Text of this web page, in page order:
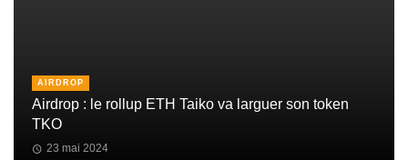
AIRDROP
Airdrop : le rollup ETH Taiko va larguer son token
TKO
23 mai 2024